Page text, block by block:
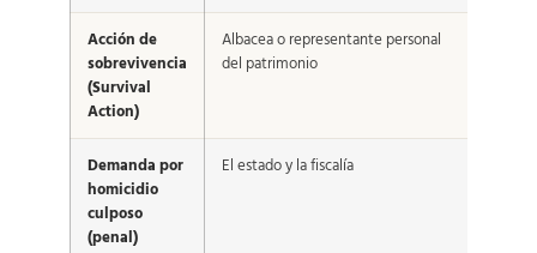
Acción de
sobrevivencia
(Survival
Action)
Albacea o representante personal
del patrimonio
Demanda por
homicidio
culposo
(penal)
El estado y la fiscalía